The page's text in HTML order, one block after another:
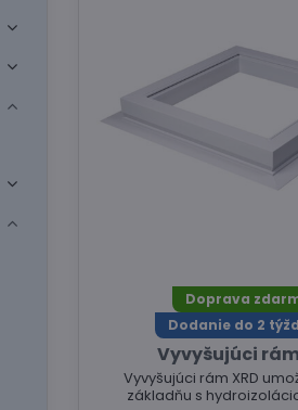
Doprava
Dodanie do 2
Vyvyšujúci rám
Vyvyšujúci rám XRD
základňu s